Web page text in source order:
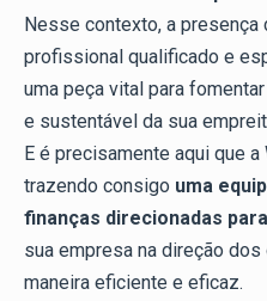
Nesse contexto, a presença
profissional qualificado e
uma peça vital para
e sustentável da sua
E é precisamente aqui que a
trazendo consigo uma
finanças direcionadas
sua empresa na direção
maneira eficiente e eficaz.